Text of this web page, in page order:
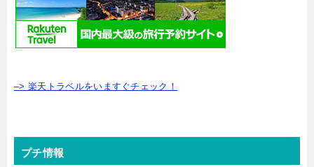
–> 楽天トラベルをいますぐチェック！
プチ情報